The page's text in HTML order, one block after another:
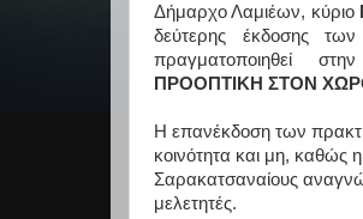
Δήμαρχο Λαμιέων, κύριο
δεύτερης έκδοσης
πραγματοποιηθεί
ΠΡΟΟΠΤΙΚΗ ΣΤΟΝ
Η επανέκδοση των
κοινότητα και μη, καθώς
Σαρακατσαναίους
μελετητές.